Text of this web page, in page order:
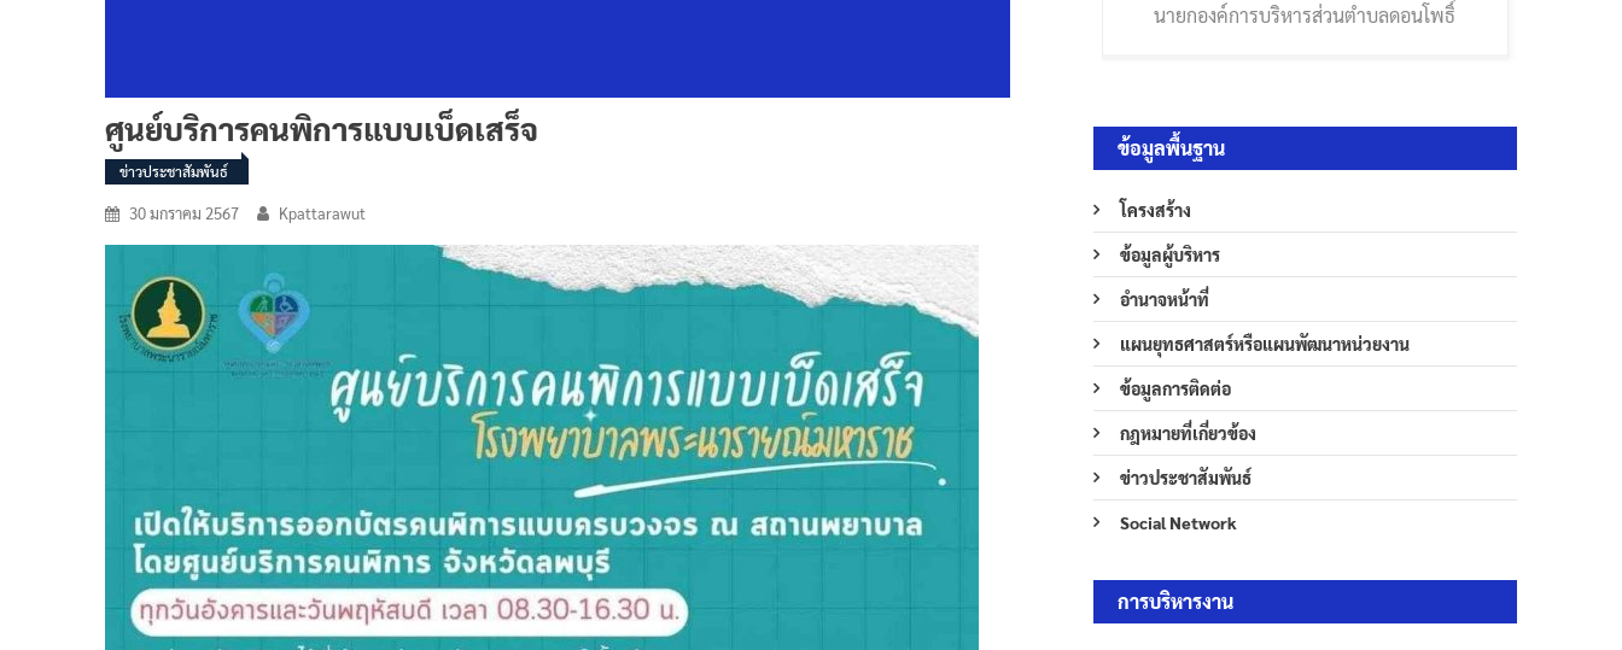
ศูนย์บริการคนพิการแบบเบ็ดเสร็จ
ข่าวประชาสัมพันธ์
30 มกราคม 2567 Kpattarawut
นายกองค์การบริหารส่วนตำบลดอนโพธิ์
ข้อมูลพื้นฐาน
โครงสร้าง
ข้อมูลผู้บริหาร
อำนาจหน้าที่
แผนยุทธศาสตร์หรือแผนพัฒนาหน่วยงาน
ข้อมูลการติดต่อ
กฎหมายที่เกี่ยวข้อง
ข่าวประชาสัมพันธ์
Social Network
การบริหารงาน